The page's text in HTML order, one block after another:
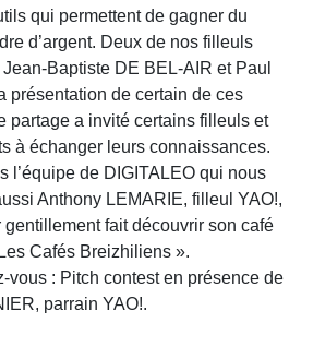
qui permettent de gagner du
d’argent. Deux de nos filleuls
Baptiste DE BEL-AIR et Paul
présentation de certain de ces
partage a invité certains filleuls et
à échanger leurs connaissances.
l’équipe de DIGITALEO qui nous
Anthony LEMARIE, filleul YAO!,
gentillement fait découvrir son café
Cafés Breizhiliens ».
vous : Pitch contest en présence de
parrain YAO!.